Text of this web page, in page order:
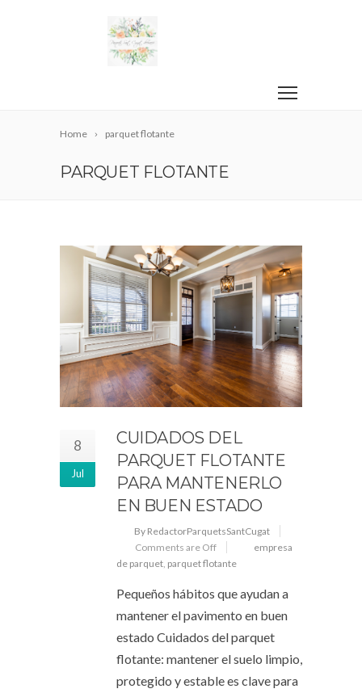
Home parquet flotante
PARQUET FLOTANTE
8
Jul
CUIDADOS DEL
PARQUET FLOTANTE
PARA MANTENERLO
EN BUEN ESTADO
By RedactorParquetsSantCugat
Comments are Off
empresa
de parquet parquet flotante
Pequeños hábitos que ayudan a
mantener el pavimento en buen
estado Cuidados del parquet
flotante: mantener el suelo limpio,
protegido y estable es clave para